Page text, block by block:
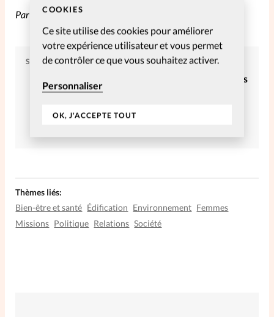
COOKIES
Ce site utilise des cookies pour améliorer
votre expérience utilisateur et vous permet
de contrôler ce que vous souhaitez activer.
Personnaliser
OK, J'ACCEPTE TOUT
Par Christian Willi
SPIRITUELLES
Article tiré du numéro SpirituElles
1-2010 – Mars – Mai
Commander
Thèmes liés:
Bien-être et santé Édification Environnement Femmes
Missions Politique Relations Société